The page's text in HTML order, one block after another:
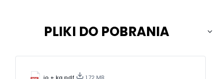
PLIKI DO POBRANIA